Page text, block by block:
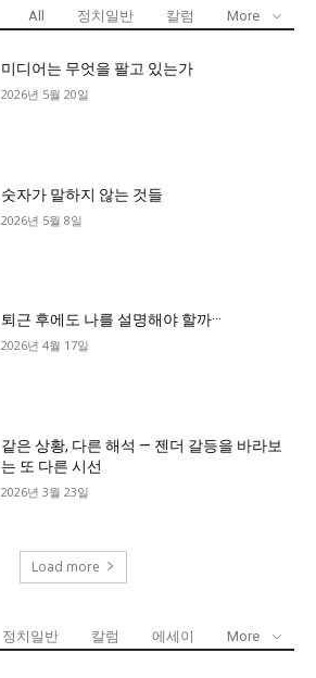
All 정치일반 칼럼 More
미디어는 무엇을 팔고 있는가
2026년 5월 20일
숫자가 말하지 않는 것들
2026년 5월 8일
퇴근 후에도 나를 설명해야 할까···
2026년 4월 17일
같은 상황, 다른 해석 — 젠더 갈등을 바라보
는 또 다른 시선
2026년 3월 23일
Load more
정치일반 칼럼 에세이 More